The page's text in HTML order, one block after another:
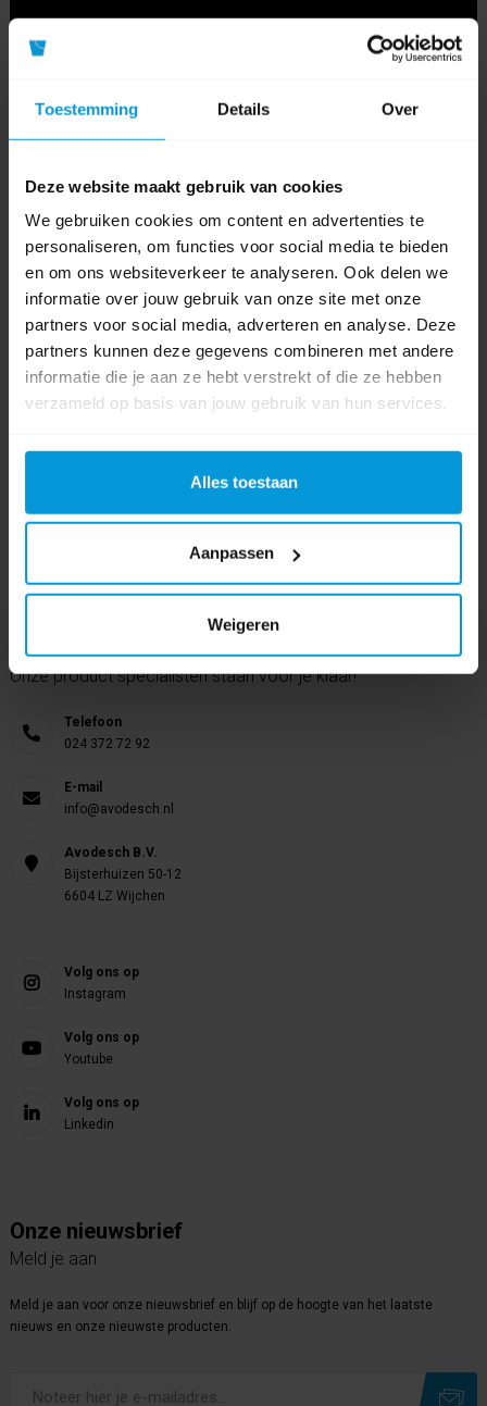
Toestemming Details Over
Deze website maakt gebruik van cookies
We gebruiken cookies om content en advertenties te
personaliseren, om functies voor social media te bieden
en om ons websiteverkeer te analyseren. Ook delen we
informatie over jouw gebruik van onze site met onze
partners voor social media, adverteren en analyse. Deze
partners kunnen deze gegevens combineren met andere
informatie die je aan ze hebt verstrekt of die ze hebben
verzameld op basis van jouw gebruik van hun services.
Alles toestaan
Aanpassen
Weigeren
0 beoordeling(en)
Schrijf als eerste voor dit product een beoordeling
Nog vragen?
Onze product specialisten staan voor je klaar!
Telefoon
024 372 72 92
E-mail
info@avodesch.nl
Avodesch B.V.
Bijsterhuizen 50-12
6604 LZ Wijchen
Volg ons op
Instagram
Volg ons op
Youtube
Volg ons op
Linkedin
Onze nieuwsbrief
Meld je aan
Meld je aan voor onze nieuwsbrief en blijf op de hoogte van het laatste
nieuws en onze nieuwste producten.